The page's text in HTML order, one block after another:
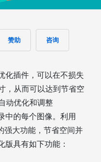
赞助 咨询
化插件，可以在不损失
，从而可以达到节省空
动优化和调整
中的每个图像。利用
强大功能，节省空间并
版具有如下功能：